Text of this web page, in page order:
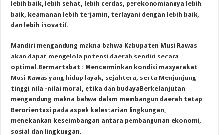
lebih baik, lebih sehat, lebih cerdas, perekonomiannya lebih
baik, keamanan lebih terjamin, terlayani dengan lebih baik,
dan lebih inovatif.
Mandiri mengandung makna bahwa Kabupaten Musi Rawas
akan dapat mengelola potensi daerah sendiri secara
optimal.Bermartabat : Mencerminkan kondisi masyarakat
Musi Rawas yang hidup layak, sejahtera, serta Menjunjung
tinggi nilai-nilai moral, etika dan budayaBerkelanjutan
mengandung makna bahwa dalam membangun daerah tetap
Berorientasi pada aspek kelestarian lingkungan,
menekankan keseimbangan antara pembangunan ekonomi,
sosial dan lingkungan.